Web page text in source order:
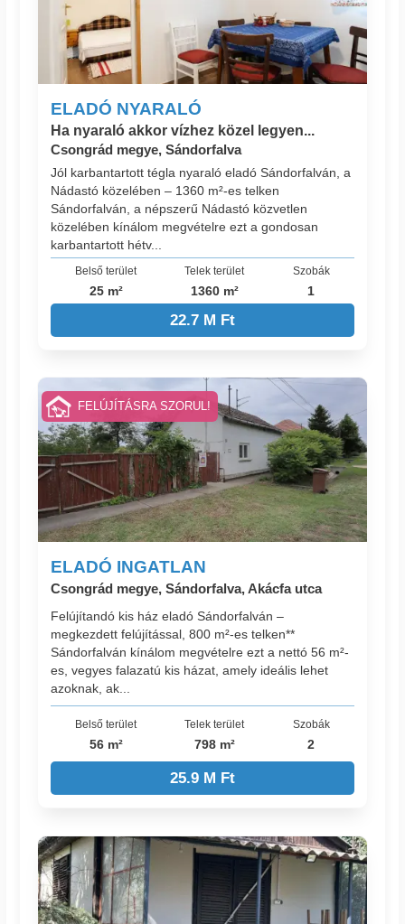
ELADÓ NYARALÓ
Ha nyaraló akkor vízhez közel legyen...
Csongrád megye, Sándorfalva
Jól karbantartott tégla nyaraló eladó Sándorfalván, a
Nádastó közelében – 1360 m²-es telken
Sándorfalván, a népszerű Nádastó közvetlen
közelében kínálom megvételre ezt a gondosan
karbantartott hétv...
Belső terület
25 m²
Telek terület
1360 m²
Szobák
1
22.7 M Ft
ELADÓ INGATLAN
Csongrád megye, Sándorfalva, Akácfa utca
Felújítandó kis ház eladó Sándorfalván –
megkezdett felújítással, 800 m²-es telken**
Sándorfalván kínálom megvételre ezt a nettó 56 m²-
es, vegyes falazatú kis házat, amely ideális lehet
azoknak, ak...
Belső terület
56 m²
Telek terület
798 m²
Szobák
2
25.9 M Ft
FELÚJÍTÁSRA SZORUL!